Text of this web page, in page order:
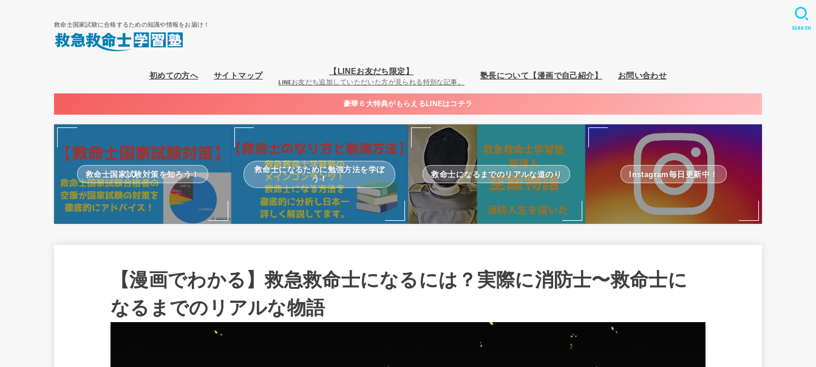
救命士国家試験に合格するための知識や情報をお届け！
初めての方へ サイトマップ 【LINEお友だち限定】
LINEお友だち追加していただいた方が見られる特別な記事。
塾長について【漫画で自己紹介】 お問い合わせ
SEARCH
豪華６大特典がもらえるLINEはコチラ
救命士国家試験対策を知ろう！
救命士になるために勉強方法を学ぼ
う！
救命士になるまでのリアルな道のり Instagram毎日更新中！
【漫画でわかる】救急救命士になるには？実際に消防士〜救命士に
なるまでのリアルな物語